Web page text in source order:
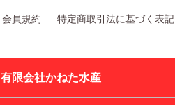
会員規約 特定商取引法に基づく表記
有限会社かねた水産